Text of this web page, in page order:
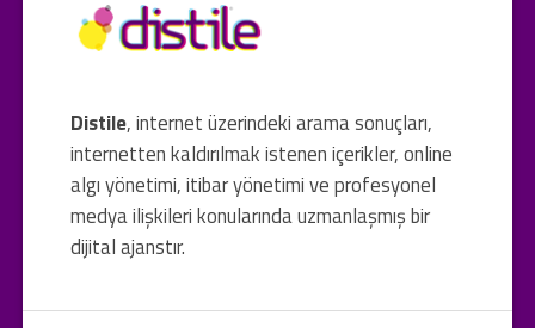
Distile, internet üzerindeki arama sonuçları,
internetten kaldırılmak istenen içerikler, online
algı yönetimi, itibar yönetimi ve profesyonel
medya ilişkileri konularında uzmanlaşmış bir
dijital ajanstır.